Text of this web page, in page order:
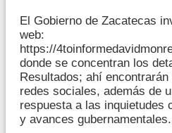
El Gobierno de Zacatecas
web:
https://
donde se concentran los
Resultados; ahí
redes sociales, además de
respuesta a las inquietudes
y avances gubernamentales.